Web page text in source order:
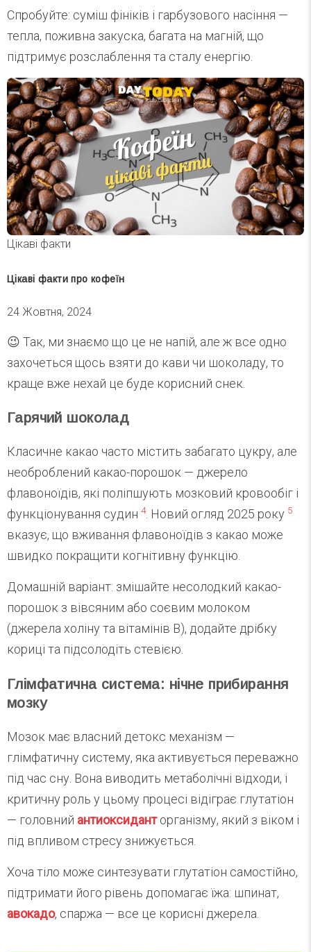
Спробуйте: суміш фініків і гарбузового насіння —
тепла, поживна закуска, багата на магній, що
підтримує розслаблення та сталу енергію.
Цікаві факти
Цікаві факти про кофеїн
24 Жовтня, 2024
😉 Так, ми знаємо що це не напій, але ж все одно
захочеться щось взяти до кави чи шоколаду, то
краще вже нехай це буде корисний снек.
Гарячий шоколад
Класичне какао часто містить забагато цукру, але
необроблений какао-порошок — джерело
флавоноїдів, які поліпшують мозковий кровообіг і
функціонування судин 4. Новий огляд 2025 року 5
вказує, що вживання флавоноїдів з какао може
швидко покращити когнітивну функцію.
Домашній варіант: змішайте несолодкий какао-
порошок з вівсяним або соєвим молоком
(джерела холіну та вітамінів B), додайте дрібку
кориці та підсолодіть стевією.
Глімфатична система: нічне прибирання
мозку
Мозок має власний детокс механізм —
глімфатичну систему, яка активується переважно
під час сну. Вона виводить метаболічні відходи, і
критичну роль у цьому процесі відіграє глутатіон
— головний антиоксиданторганізму, який з віком і
під впливом стресу знижується.
Хоча тіло може синтезувати глутатіон самостійно,
підтримати його рівень допомагає їжа: шпинат,
авокадо, спаржа — все це корисні джерела.